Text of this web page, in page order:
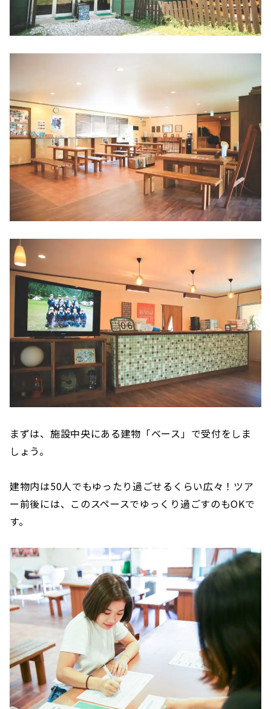
まずは、施設中央にある建物「ベース」で受付をしま
しょう。
建物内は50人でもゆったり過ごせるくらい広々！ツア
ー前後には、このスペースでゆっくり過ごすのもOKで
す。